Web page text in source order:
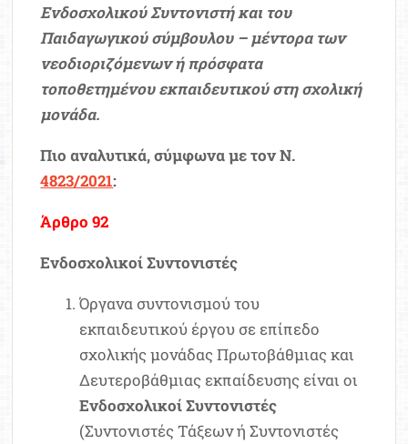
Ενδοσχολικού Συντονιστή και του
Παιδαγωγικού σύμβουλου – μέντορα των
νεοδιοριζόμενων ή πρόσφατα
τοποθετημένου εκπαιδευτικού στη σχολική
μονάδα.
Πιο αναλυτικά, σύμφωνα με τον Ν.
4823/2021:
Άρθρο 92
Ενδοσχολικοί Συντονιστές
Όργανα συντονισμού του
εκπαιδευτικού έργου σε επίπεδο
σχολικής μονάδας Πρωτοβάθμιας και
Δευτεροβάθμιας εκπαίδευσης είναι οι
Ενδοσχολικοί Συντονιστές
(Συντονιστές Τάξεων ή Συντονιστές